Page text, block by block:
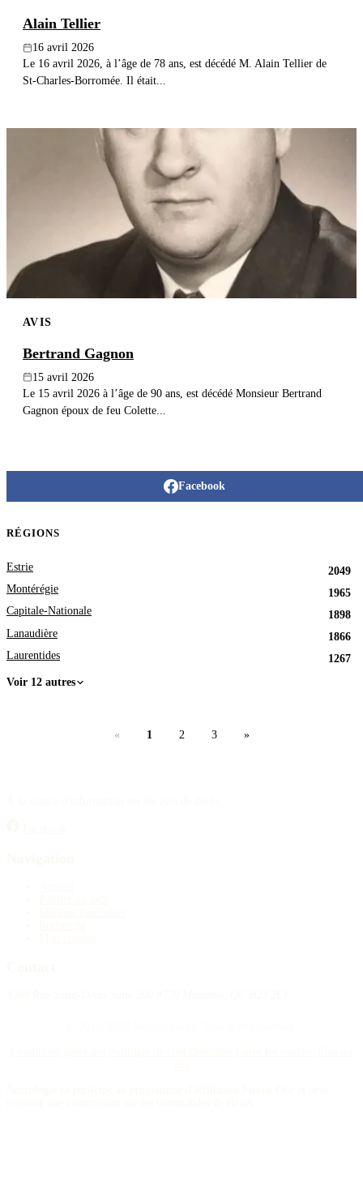
Alain Tellier
16 avril 2026
Le 16 avril 2026, à l’âge de 78 ans, est décédé M. Alain Tellier de
St-Charles-Borromée. Il était...
AVIS
Bertrand Gagnon
15 avril 2026
Le 15 avril 2026 à l’âge de 90 ans, est décédé Monsieur Bertrand
Gagnon époux de feu Colette...
Facebook
RÉGIONS
Estrie
2049
Montérégie
1965
Capitale-Nationale
1898
Lanaudière
1866
Laurentides
1267
Voir 12 autres
« 1 2 3 »